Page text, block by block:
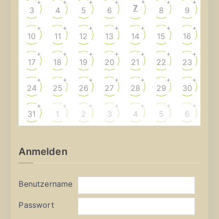
3
+
4
+
5
+
6
+
7 8
+
9
+
10
+
11
+
12
+
13
+
14
+
15
+
16
+
17
+
18
+
19
+
20
+
21
+
22
+
23
+
24
+
25
+
26
+
27
+
28
+
29
+
30
+
31
+
1
+
2
+
3
+
4
+
5
+
6
+
Anmelden
Benutzername
Passwort